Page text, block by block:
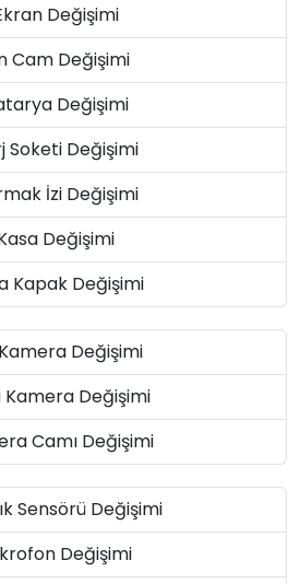
Değişimi
Cam Değişimi
Değişimi
Soketi Değişimi
İzi Değişimi
Değişimi
Kapak Değişimi
Değişimi
Kamera Değişimi
Camı Değişimi
Sensörü Değişimi
Değişimi